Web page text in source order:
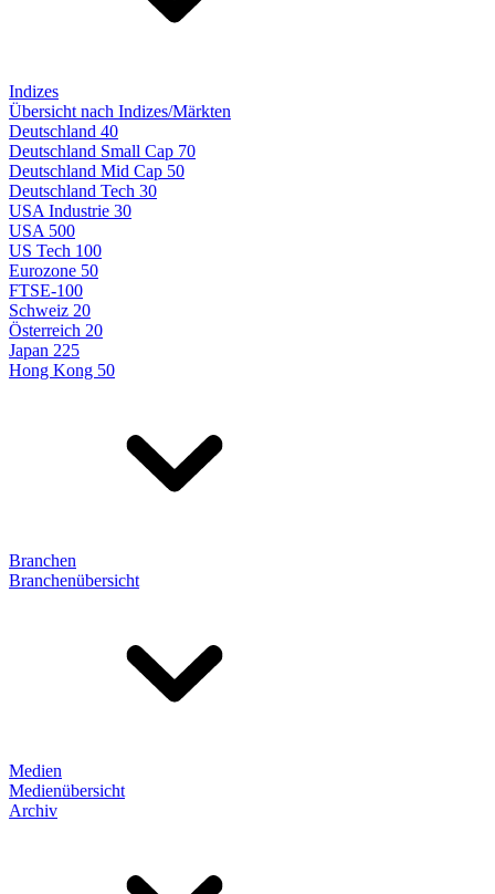
Indizes
Übersicht nach Indizes/Märkten
Deutschland 40
Deutschland Small Cap 70
Deutschland Mid Cap 50
Deutschland Tech 30
USA Industrie 30
USA 500
US Tech 100
Eurozone 50
FTSE-100
Schweiz 20
Österreich 20
Japan 225
Hong Kong 50
Branchen
Branchenübersicht
Medien
Medienübersicht
Archiv